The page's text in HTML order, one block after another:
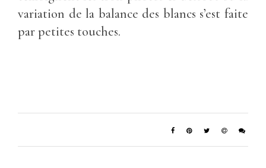
variation de la balance des blancs s’est faite
par petites touches.